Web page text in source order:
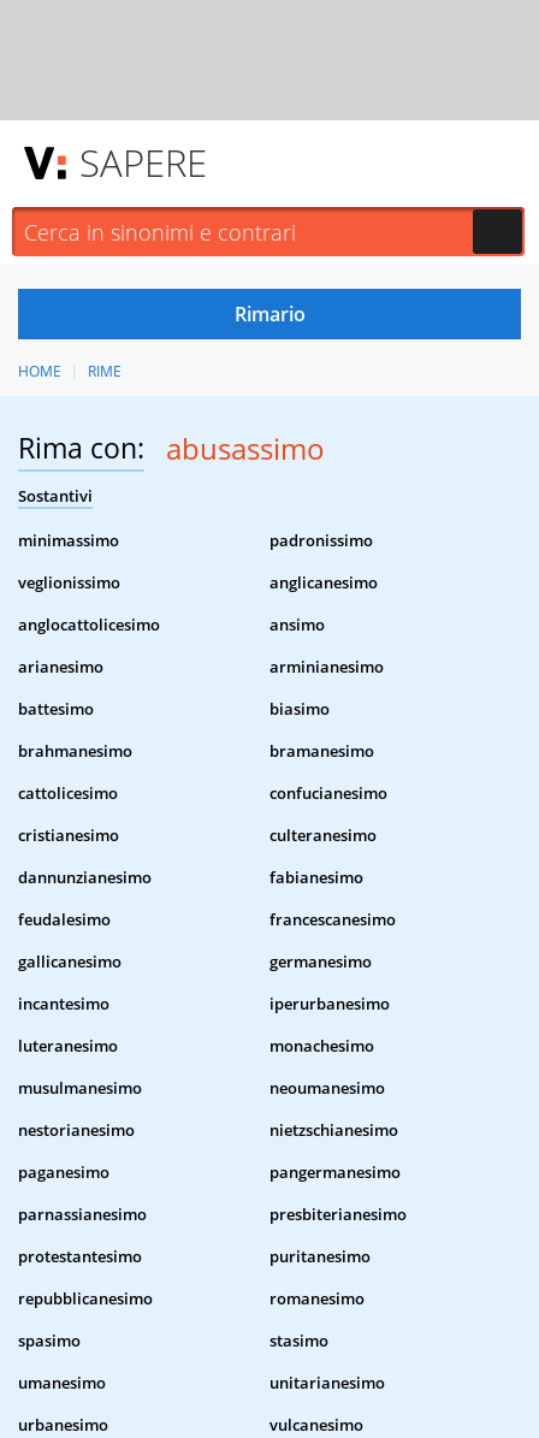
SAPERE
HOME RIME
Rima con: abusassimo
Sostantivi
minimassimo
padronissimo
veglionissimo
anglicanesimo
anglocattolicesimo
ansimo
arianesimo
arminianesimo
battesimo
biasimo
brahmanesimo
bramanesimo
cattolicesimo
confucianesimo
cristianesimo
culteranesimo
dannunzianesimo
fabianesimo
feudalesimo
francescanesimo
gallicanesimo
germanesimo
incantesimo
iperurbanesimo
luteranesimo
monachesimo
musulmanesimo
neoumanesimo
nestorianesimo
nietzschianesimo
paganesimo
pangermanesimo
parnassianesimo
presbiterianesimo
protestantesimo
puritanesimo
repubblicanesimo
romanesimo
spasimo
stasimo
umanesimo
unitarianesimo
urbanesimo
vulcanesimo